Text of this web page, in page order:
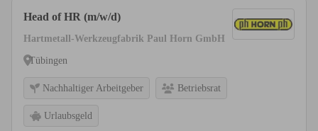
Head of HR (m/w/d)
Hartmetall-Werkzeugfabrik Paul Horn GmbH
Tübingen
Nachhaltiger Arbeitgeber Betriebsrat
Urlaubsgeld